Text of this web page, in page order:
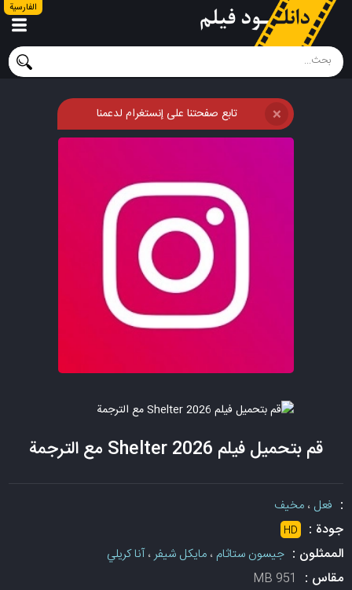
الفارسية
تابع صفحتنا على إنستغرام لدعمنا ❌
قم بتحميل فيلم Shelter 2026 مع الترجمة
: فعل ،مخيف
جودة : HD
الممثلون :جيسون ستاثام ،مايكل شيفر،آنا كريلي
مقاس : 951 MB